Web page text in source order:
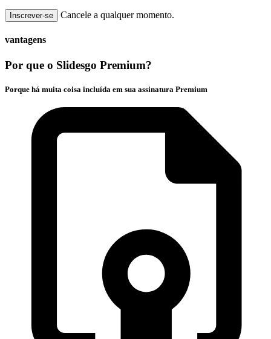
Inscrever-se Cancele a qualquer momento.
vantagens
Por que o Slidesgo Premium?
Porque há muita coisa incluída em sua assinatura Premium